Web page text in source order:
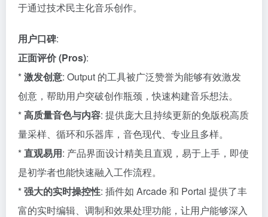
于通过技术民主化音乐创作。
用户口碑:
正面评价 (Pros):
*激发创意: Output 的工具被广泛赞誉为能够有效激发
创意，帮助用户突破创作瓶颈，快速构建音乐想法。
*高质量音色与内容: 提供庞大且持续更新的免版税高质
量采样、循环和乐器库，音色现代、专业且多样。
*直观易用: 产品界面设计精美且直观，易于上手，即使
是初学者也能快速融入工作流程。
*强大的实时操控性: 插件如 Arcade 和 Portal 提供了丰
富的实时编辑、调制和效果处理功能，让用户能够深入